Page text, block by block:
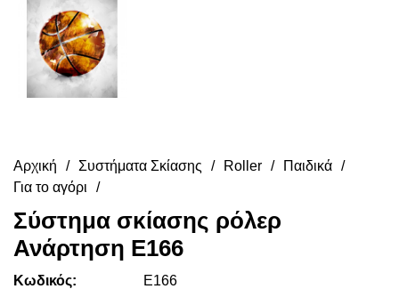
Αρχική Συστήματα Σκίασης Roller
Παιδικά
Για το αγόρι
Σύστημα σκίασης ρόλερ
Ανάρτηση E166
Κωδικός:
E166